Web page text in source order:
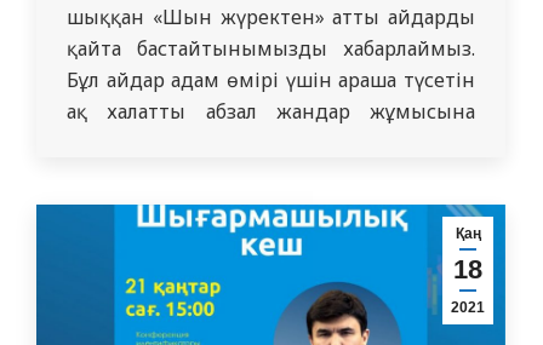
шыққан «Шын жүректен» атты айдарды
қайта бастайтынымызды хабарлаймыз.
Бұл айдар адам өмірі үшін араша түсетін
ақ халатты абзал жандар жұмысына
болса, сізді асыға күтеміз! Ол үшін бастан
оқиғаңызды pr@smu.edu.kz поштасына
жолдаңыз.
Қаң
18
2021